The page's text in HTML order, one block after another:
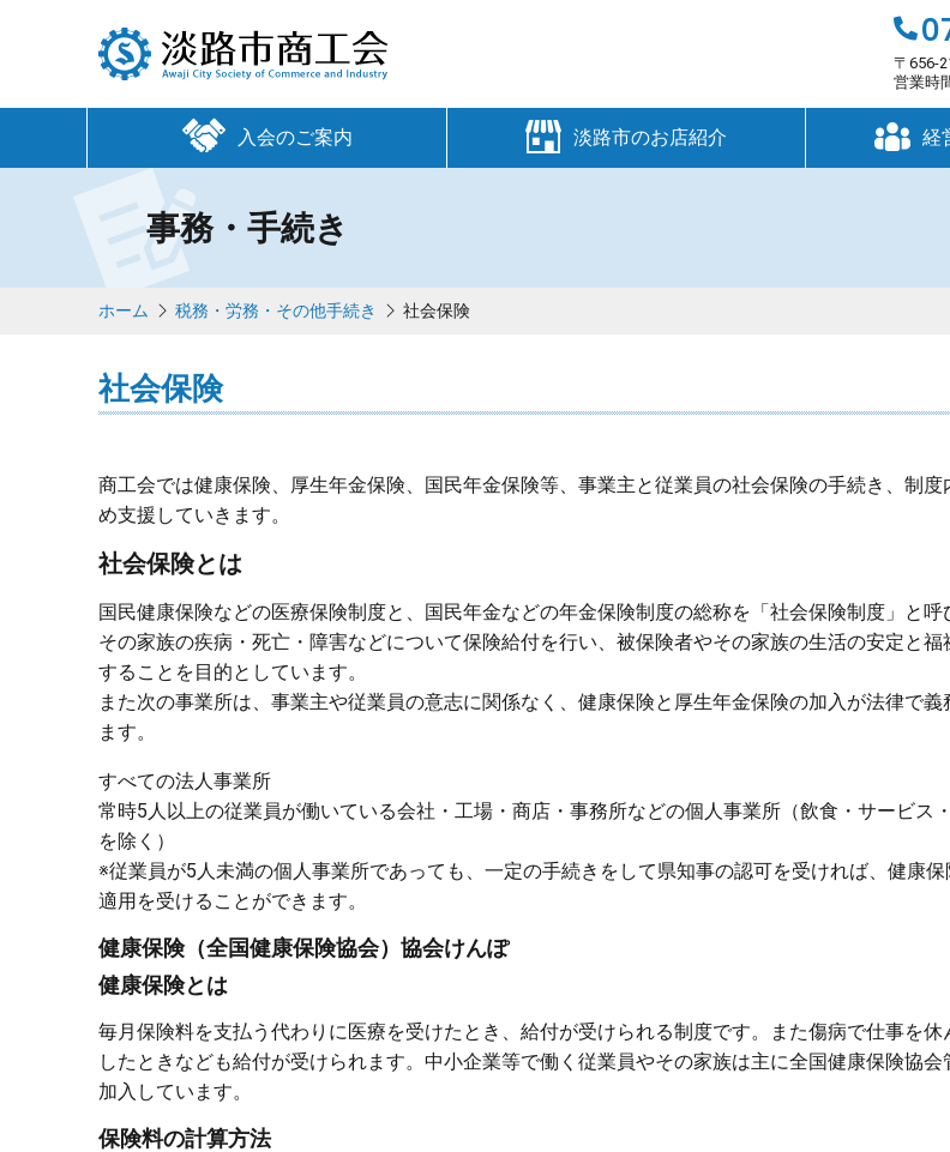
〒656-
営業時
入会のご案内 淡路市のお店紹介 経
事務・手続き
ホーム 税務・労務・その他手続き 社会保険
社会保険
商工会では健康保険、厚生年金保険、国民年金保険等、事業主と従業員の社会保険の手続き、制度
め支援していきます。
社会保険とは
国民健康保険などの医療保険制度と、国民年金などの年金保険制度の総称を「社会保険制度」と呼
その家族の疾病・死亡・障害などについて保険給付を行い、被保険者やその家族の生活の安定と福
することを目的としています。
また次の事業所は、事業主や従業員の意志に関係なく、健康保険と厚生年金保険の加入が法律で義
ます。
すべての法人事業所
常時5人以上の従業員が働いている会社・工場・商店・事務所などの個人事業所（飲食・サービス
を除く）
※従業員が5人未満の個人事業所であっても、一定の手続きをして県知事の認可を受ければ、健康
適用を受けることができます。
健康保険（全国健康保険協会）協会けんぽ
健康保険とは
毎月保険料を支払う代わりに医療を受けたとき、給付が受けられる制度です。また傷病で仕事を休
したときなども給付が受けられます。中小企業等で働く従業員やその家族は主に全国健康保険協会
加入しています。
保険料の計算方法